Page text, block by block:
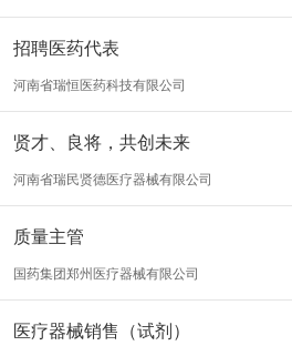
招聘医药代表
河南省瑞恒医药科技有限公司
贤才、良将，共创未来
河南省瑞民贤德医疗器械有限公司
质量主管
国药集团郑州医疗器械有限公司
医疗器械销售（试剂）